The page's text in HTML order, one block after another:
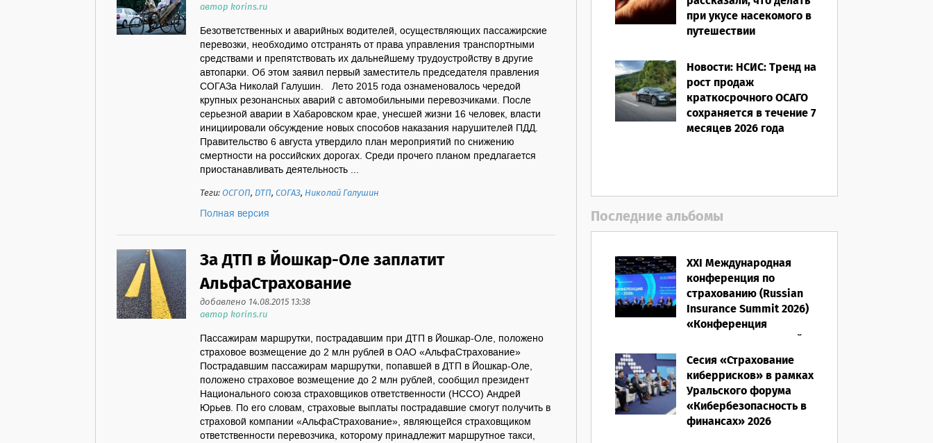
автор korins.ru
Безответственных и аварийных водителей, осуществляющих пассажирские
перевозки, необходимо отстранять от права управления транспортными
средствами и препятствовать их дальнейшему трудоустройству в другие
автопарки. Об этом заявил первый заместитель председателя правления
СОГАЗа Николай Галушин. Лето 2015 года ознаменовалось чередой
крупных резонансных аварий с автомобильными перевозчиками. После
серьезной аварии в Хабаровском крае, унесшей жизни 16 человек, власти
инициировали обсуждение новых способов наказания нарушителей ПДД.
Правительство 6 августа утвердило план мероприятий по снижению
смертности на российских дорогах. Среди прочего планом предлагается
приостанавливать деятельность ...
Теги:ОСГОП, ДТП,СОГАЗ, Николай Галушин
Полная версия
За ДТП в Йошкар-Оле заплатит
АльфаСтрахование
добавлено 14.08.2015 13:38
автор korins.ru
Пассажирам маршрутки, пострадавшим при ДТП в Йошкар-Оле, положено
страховое возмещение до 2 млн рублей в ОАО «АльфаСтрахование»
Пострадавшим пассажирам маршрутки, попавшей в ДТП в Йошкар-Оле,
положено страховое возмещение до 2 млн рублей, сообщил президент
Национального союза страховщиков ответственности (НССО) Андрей
Юрьев. По его словам, страховые выплаты пострадавшие смогут получить в
страховой компании «АльфаСтрахование», являющейся страховщиком
ответственности перевозчика, которому принадлежит маршрутное такси,
при укусе насекомого в
путешествии
Новости: НСИС: Тренд на
рост продаж
краткосрочного ОСАГО
сохраняется в течение 7
месяцев 2026 года
Последние альбомы
XXI Международная
конференция по
страхованию (Russian
Insurance Summit 2026)
«Конференция
ВСС-2026: Культурный
код страхования/
Человеческий фактор»
28.05.2026
Сесия «Страхование
киберрисков» в рамках
Уральского форума
«Кибербезопасность в
финансах» 2026